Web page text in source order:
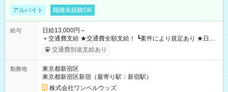
アルバイト 職種未経験OK
給与
日給13,000円～
＋交通費支給 ★交通費全額支給！ ┗案件により規定あり ★日払
いOK！（規定あり） ┗働いたその日に現金GET♪ お仕事後はコ
ンビニATMから 日払い分を引き落とせます！ 【試用期間】試
交通費別途支給あり
勤務地
東京都新宿区
東京都新宿区新宿（最寄り駅：新宿駅）
株式会社ワンベルウッズ